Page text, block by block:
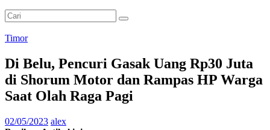
Timor
Di Belu, Pencuri Gasak Uang Rp30 Juta
di Shorum Motor dan Rampas HP Warga
Saat Olah Raga Pagi
02/05/2023 alex